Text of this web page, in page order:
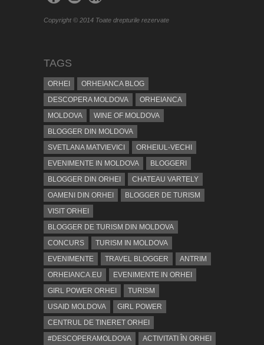
Copyright © 2014 Toate drepturile rezervate
TAGS
ORHEI
ORHEIANCA BLOG
DESCOPERA MOLDOVA
ORHEIANCA
MOLDOVA
WINE OF MOLDOVA
BLOGGER DIN MOLDOVA
SVETLANA MATVIEVICI
ORHEIUL-VECHI
EVENIMENTE IN MOLDOVA
BLOGGERI
BLOGGER DIN ORHEI
CHATEAU VARTELY
OAMENI DIN ORHEI
BLOGGER DE TURISM
VISIT ORHEI
BLOGGER DE TURISM DIN MOLDOVA
CONCURS
TURISM IN MOLDOVA
EVENIMENTE
TRAVEL BLOGGER
ANTRIM
ORHEIANCA.EU
EVENIMENTE IN ORHEI
GIRL POWER ORHEI
TURISM
USAID MOLDOVA
GIRL POWER
CENTRUL DE TINERET ORHEI
#DESCOPERAMOLDOVA
ACTIVITATI ÎN ORHEI